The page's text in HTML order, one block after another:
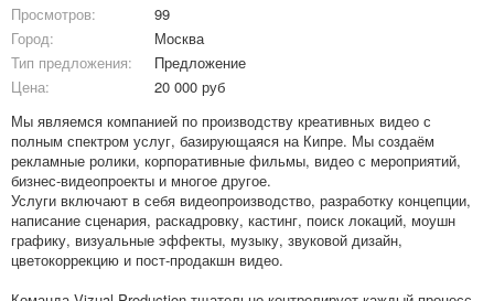
Просмотров:
99
Город:
Москва
Тип предложения:
Предложение
Цена:
20 000 руб
Мы являемся компанией по производству креативных видео с
полным спектром услуг, базирующаяся на Кипре. Мы создаём
рекламные ролики, корпоративные фильмы, видео с мероприятий,
бизнес-видеопроекты и многое другое.
Услуги включают в себя видеопроизводство, разработку концепции,
написание сценария, раскадровку, кастинг, поиск локаций, моушн
графику, визуальные эффекты, музыку, звуковой дизайн,
цветокоррекцию и пост-продакшн видео.